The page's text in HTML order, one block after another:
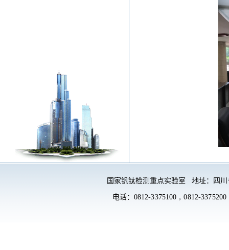
国家钒钛检测重点实验室 地址： 四
电话： 0812-3375100，0812-3375200